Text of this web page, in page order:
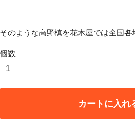
そのような高野槙を花木屋では全国各
個数
カートに入れ